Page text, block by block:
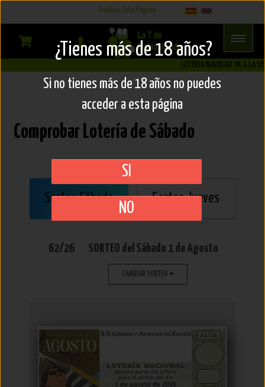
Comprobar
Premios
Lotería
LOTERIA NAVIDAD YA A LA
Comprobar Lotería de Sábado
Sorteo Sábado Sorteo Jueves
62/26 SORTEO del Sábado 1 de Agosto
CAMBIAR SORTEO
Traducir Esta Página Select Language
¿Tienes más de 18 años?
Si no tienes más de 18 años no puedes
acceder a esta página
SI
NO